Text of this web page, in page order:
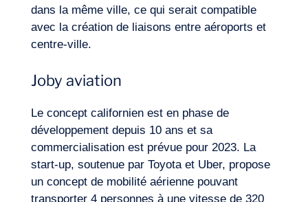
dans la même ville, ce qui serait compatible
avec la création de liaisons entre aéroports et
centre-ville.
Joby aviation
Le concept californien est en phase de
développement depuis 10 ans et sa
commercialisation est prévue pour 2023. La
start-up, soutenue par Toyota et Uber, propose
un concept de mobilité aérienne pouvant
transporter 4 personnes à une vitesse de 320